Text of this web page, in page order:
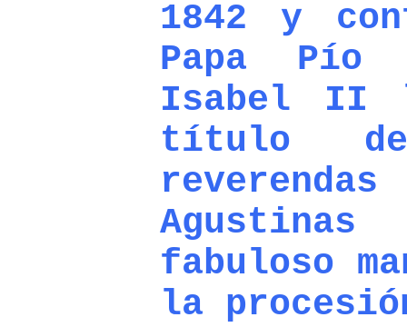
1842 y
Papa
Isabel II
título
fabuloso
la